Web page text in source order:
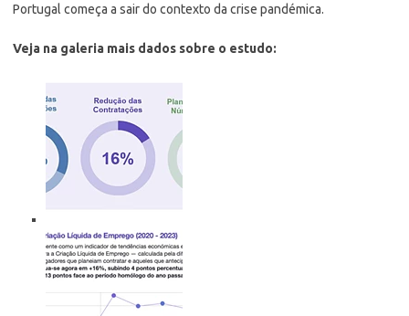
Portugal começa a sair do contexto da crise pandémica.
Veja na galeria mais dados sobre o estudo: